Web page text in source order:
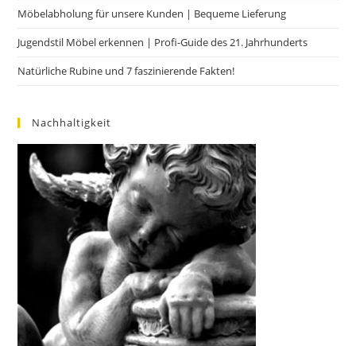
Möbelabholung für unsere Kunden | Bequeme Lieferung
Jugendstil Möbel erkennen | Profi-Guide des 21. Jahrhunderts
Natürliche Rubine und 7 faszinierende Fakten!
Nachhaltigkeit